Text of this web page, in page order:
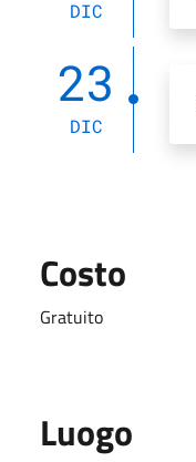
DIC
23
DIC
Costo
Gratuito
Luogo